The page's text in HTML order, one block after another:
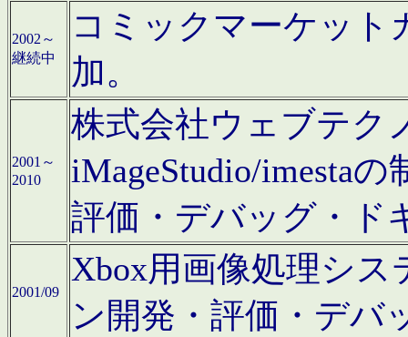
2002～
継続中
コミックマーケット
加。
2001～
2010
株式会社ウェブテク
iMageStudio/imesta
評価・デバッグ・ド
2001/09
Xbox用画像処理シ
ン開発・評価・デバ